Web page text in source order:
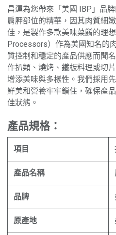
昌運為您帶來「美國 IBP」品
肩胛部位的精華，因其肉質細
佳，是製作多款美味菜餚的理
Processors）作為美國知名的
質控制和穩定的產品供應而聞
作扒類、燒烤、鐵板料理或切
增添美味與多樣性。我們採用
鮮美和營養牢牢鎖住，確保產
佳狀態。
產品規格：
項目
產品名稱
品牌
原產地